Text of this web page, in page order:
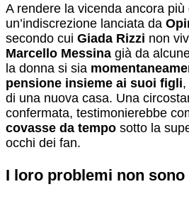
A rendere la vicenda ancora
un’indiscrezione lanciata da
secondo cui Giada Rizzi non
Marcello Messina già da
la donna si sia
pensione insieme ai suoi figli
di una nuova casa. Una
confermata, testimonierebbe
covasse da tempo sotto la
occhi dei fan.
I loro problemi non